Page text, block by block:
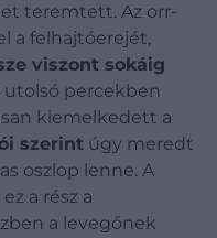
teremtett. Az orr-
a felhajtóerejét,
viszont sokáig
utolsó percekben
kiemelkedett a
szerint úgy meredt
oszlop lenne. A
a rész a
a levegőnek